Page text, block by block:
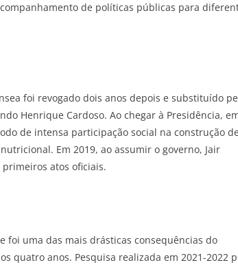
de políticas públicas para
foi revogado dois anos depois e substituído
Henrique Cardoso. Ao chegar à Presidência,
de intensa participação social na construção de
Em 2019, ao assumir o governo, Jair
primeiros atos oficiais.
foi uma das mais drásticas consequências do
quatro anos. Pesquisa realizada em 2021-2022